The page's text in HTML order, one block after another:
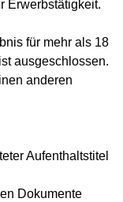
Erwerbstätigkeit.
für mehr als 18
ausgeschlossen.
anderen
Aufenthaltstitel
Dokumente